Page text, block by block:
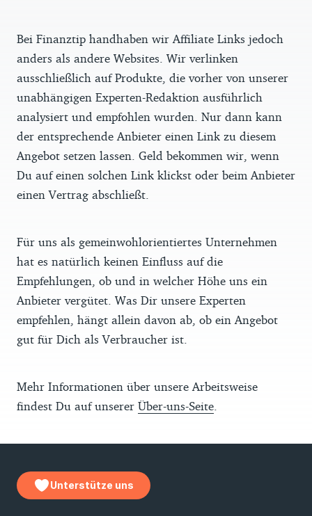
Bei Finanztip handhaben wir Affiliate Links jedoch
anders als andere Websites. Wir verlinken
ausschließlich auf Produkte, die vorher von unserer
unabhängigen Experten-Redaktion ausführlich
analysiert und empfohlen wurden. Nur dann kann
der entsprechende Anbieter einen Link zu diesem
Angebot setzen lassen. Geld bekommen wir, wenn
Du auf einen solchen Link klickst oder beim Anbieter
einen Vertrag abschließt.
Für uns als gemeinwohlorientiertes Unternehmen
hat es natürlich keinen Einfluss auf die
Empfehlungen, ob und in welcher Höhe uns ein
Anbieter vergütet. Was Dir unsere Experten
empfehlen, hängt allein davon ab, ob ein Angebot
gut für Dich als Verbraucher ist.
Mehr Informationen über unsere Arbeitsweise
findest Du auf unserer Über-uns-Seite.
Unterstütze uns